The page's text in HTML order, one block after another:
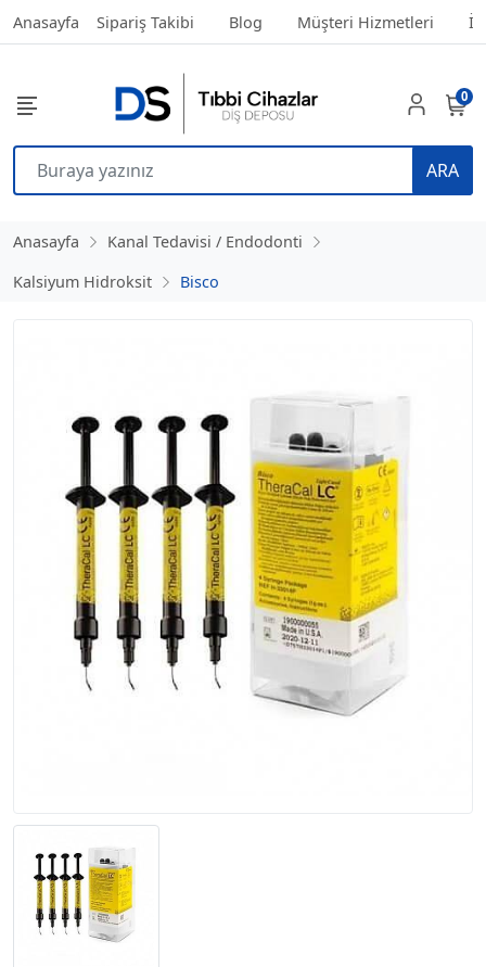
Anasayfa Sipariş Takibi Blog Müşteri Hizmetleri
ARA
0
Anasayfa
Kanal Tedavisi / Endodonti
Kalsiyum Hidroksit
Bisco